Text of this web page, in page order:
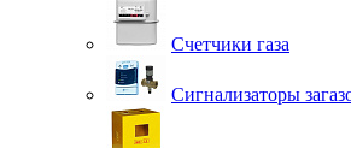
Счетчики газа
Сигнализаторы